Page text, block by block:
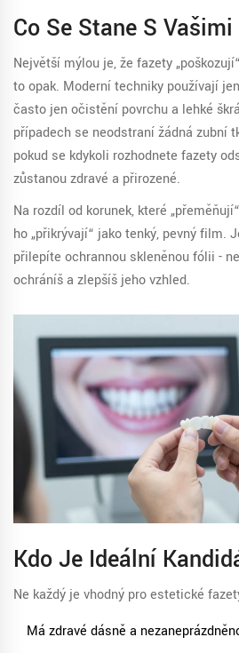
Co Se Stane S
Největší mýlou je, že fazety
to opak. Moderní techniky používají
často jen očistění povrchu a lehké
případech se neodstraní žádná zubní
pokud se kdykoli rozhodnete fazety
zůstanou zdravé a přirozené.
Na rozdíl od korunek, které
ho „přikrývají“ jako tenký, pevný film.
přilepíte ochrannou skleněnou fólii -
ochráníš a zlepšíš jeho vzhled.
Kdo Je Ideální
Ne každý je vhodný pro estetické
Má zdravé dásně a